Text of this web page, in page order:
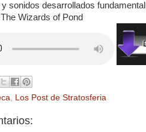
sonidos desarrollados
Wizards of Pond
, Los Post de Stratosferia